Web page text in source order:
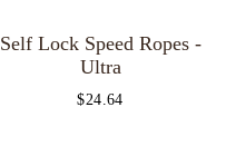
Self Lock Speed Ropes -
Ultra
$24.64